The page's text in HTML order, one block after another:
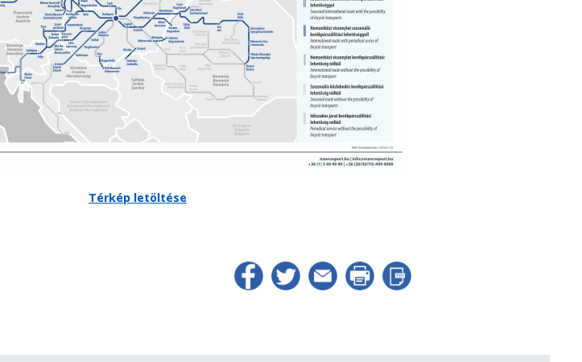
Térkép letöltése